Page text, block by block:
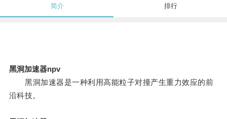
简介 排行
黑洞加速器npv
黑洞加速器是一种利用高能粒子对撞产生重力效应的前
沿科技。